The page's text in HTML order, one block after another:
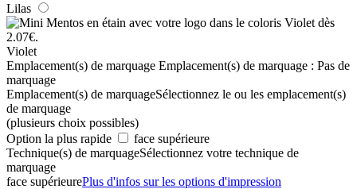
Lilas
Violet
Emplacement(s) de marquage Emplacement(s) de marquage : Pas de
marquage
Emplacement(s) de marquageSélectionnez le ou les emplacement(s)
de marquage
(plusieurs choix possibles)
Option la plus rapide
face supérieure
Technique(s) de marquageSélectionnez votre technique de
marquage
face supérieurePlus d'infos sur les options d'impression